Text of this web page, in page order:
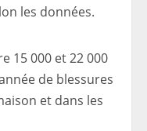
les données.
15 000 et 22 000
de blessures
et dans les